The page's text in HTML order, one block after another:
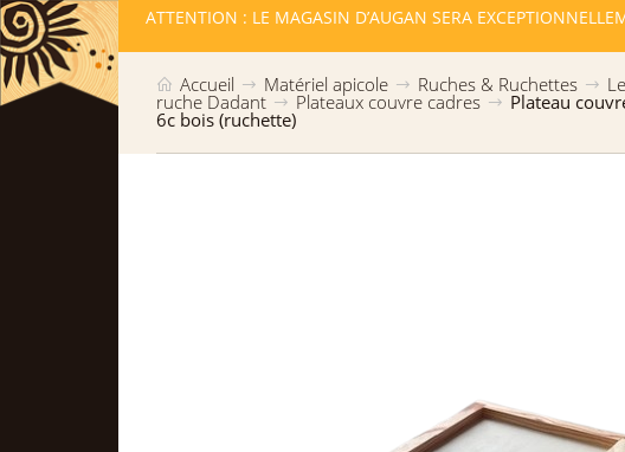
RESTE ATTENTION : LE MAGASIN D’AUGAN SERA
Accueil Matériel apicole Ruches & Ruchettes
ruche Dadant Plateaux couvre cadres Plateau
6c bois (ruchette)